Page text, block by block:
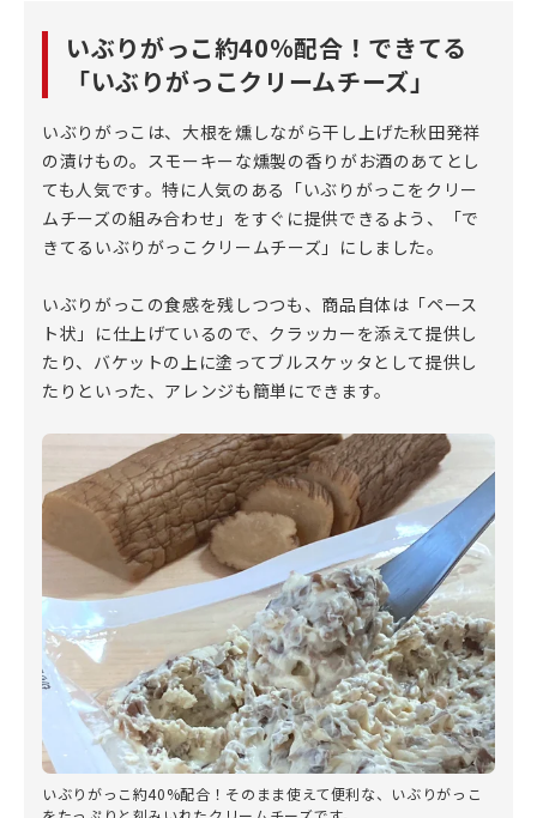
いぶりがっこ約40%配合！できてる
「いぶりがっこクリームチーズ」
いぶりがっこは、大根を燻しながら干し上げた秋田発祥
の漬けもの。スモーキーな燻製の香りがお酒のあてとし
ても人気です。特に人気のある「いぶりがっこをクリー
ムチーズの組み合わせ」をすぐに提供できるよう、「で
きてるいぶりがっこクリームチーズ」にしました。
いぶりがっこの食感を残しつつも、商品自体は「ペース
ト状」に仕上げているので、クラッカーを添えて提供し
たり、バケットの上に塗ってブルスケッタとして提供し
たりといった、アレンジも簡単にできます。
いぶりがっこ約40%配合！そのまま使えて便利な、いぶりがっこ